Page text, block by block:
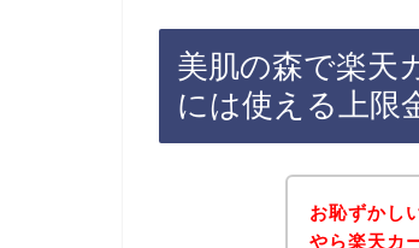
美肌の森で楽天
には使える上限
お恥ずかし
やら楽天カ